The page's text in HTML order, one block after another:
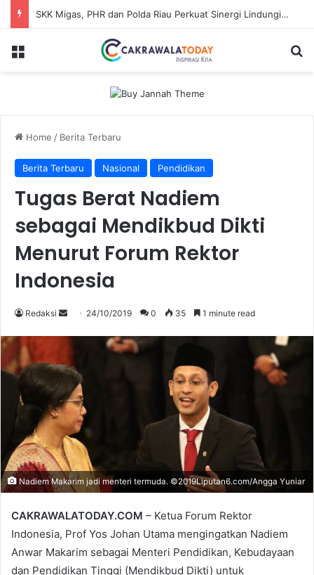
SKK Migas, PHR dan Polda Riau Perkuat Sinergi Lindungi Aset Negara demi Menjaga Ketahanan Energi Nasional
Menu
Home / Berita Terbaru
Berita Terbaru Nasional Pendidikan
Tugas Berat Nadiem
sebagai Mendikbud Dikti
Menurut Forum Rektor
Indonesia
Redaksi
Send 24/10/2019 0 35 1 minute read
Nadiem Makarim jadi menteri termuda. ©2019Liputan6.com/Angga Yuniar
CAKRAWALATODAY.COM – Ketua Forum Rektor
Indonesia, Prof Yos Johan Utama mengingatkan Nadiem
Anwar Makarim sebagai Menteri Pendidikan, Kebudayaan
dan Pendidikan Tinggi (Mendikbud Dikti) untuk